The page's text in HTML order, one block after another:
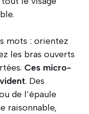
mots : orientez
les bras ouverts
Ces micro-
. Des
de l’épaule
raisonnable,